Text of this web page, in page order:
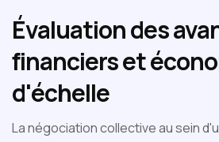
Évaluation des
financiers et
d'échelle
La négociation collective au sein